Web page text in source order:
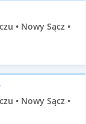
• Nowy Sącz •
• Nowy Sącz •